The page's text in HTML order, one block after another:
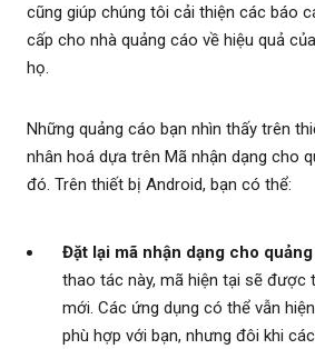
cũng giúp chúng tôi cải thiện các báo
cấp cho nhà quảng cáo về hiệu quả
họ.
Những quảng cáo bạn nhìn thấy trên
nhân hoá dựa trên Mã nhận dạng cho
đó. Trên thiết bị Android, bạn có thể:
Đặt lại mã nhận dạng cho
thao tác này, mã hiện tại sẽ được
mới. Các ứng dụng có thể vẫn
phù hợp với bạn, nhưng đôi khi